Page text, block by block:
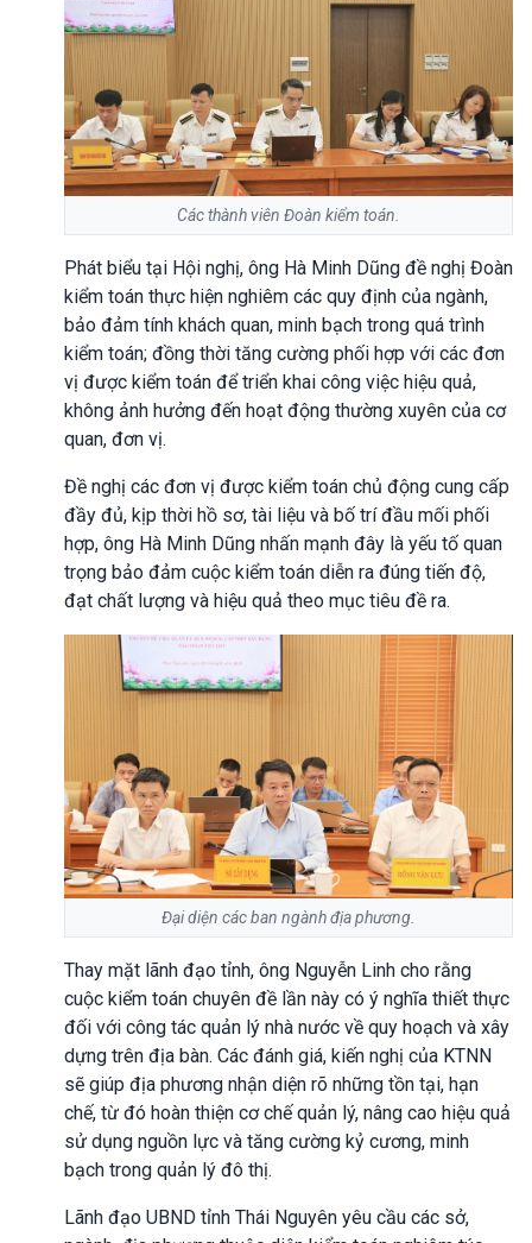
Các thành viên Đoàn kiểm toán.
Phát biểu tại Hội nghị, ông Hà Minh Dũng đề nghị Đoàn
kiểm toán thực hiện nghiêm các quy định của ngành,
bảo đảm tính khách quan, minh bạch trong quá trình
kiểm toán; đồng thời tăng cường phối hợp với các đơn
vị được kiểm toán để triển khai công việc hiệu quả,
không ảnh hưởng đến hoạt động thường xuyên của cơ
quan, đơn vị.
Đề nghị các đơn vị được kiểm toán chủ động cung cấp
đầy đủ, kịp thời hồ sơ, tài liệu và bố trí đầu mối phối
hợp, ông Hà Minh Dũng nhấn mạnh đây là yếu tố quan
trọng bảo đảm cuộc kiểm toán diễn ra đúng tiến độ,
đạt chất lượng và hiệu quả theo mục tiêu đề ra.
Đại diện các ban ngành địa phương.
Thay mặt lãnh đạo tỉnh, ông Nguyễn Linh cho rằng
cuộc kiểm toán chuyên đề lần này có ý nghĩa thiết thực
đối với công tác quản lý nhà nước về quy hoạch và xây
dựng trên địa bàn. Các đánh giá, kiến nghị của KTNN
sẽ giúp địa phương nhận diện rõ những tồn tại, hạn
chế, từ đó hoàn thiện cơ chế quản lý, nâng cao hiệu quả
sử dụng nguồn lực và tăng cường kỷ cương, minh
bạch trong quản lý đô thị.
Lãnh đạo UBND tỉnh Thái Nguyên yêu cầu các sở,